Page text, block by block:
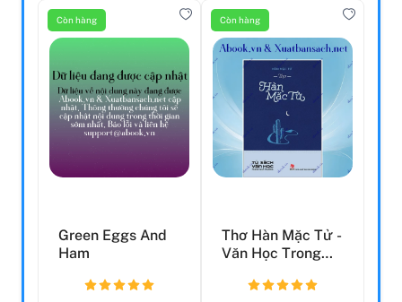
Còn hàng
Green Eggs And
Ham
Còn hàng
Thơ Hàn Mặc Tử -
Văn Học Trong